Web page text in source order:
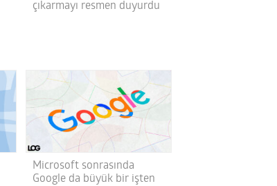
çıkarmayı resmen duyurdu
Microsoft sonrasında
Google da büyük bir işten